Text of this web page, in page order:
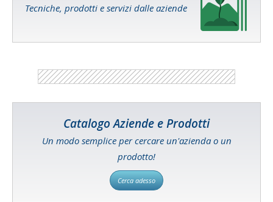
Tecniche, prodotti e servizi dalle aziende
Catalogo Aziende e Prodotti
Un modo semplice per cercare un'azienda o un
prodotto!
Cerca adesso